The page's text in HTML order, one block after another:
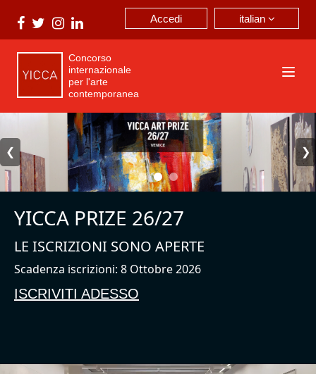
italian
Accedi
Concorso
internazionale
per l'arte
contemporanea
❮ ❯
YICCA PRIZE 26/27
LE ISCRIZIONI SONO APERTE
Scadenza iscrizioni: 8 Ottobre 2026
ISCRIVITI ADESSO